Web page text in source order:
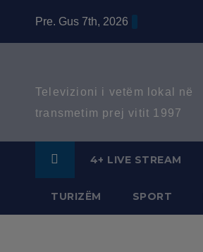
Pre. Gus 7th, 2026
Televizioni i vetëm lokal në
transmetim prej vitit 1997
4+ LIVE STREAM
TURIZËM SPORT